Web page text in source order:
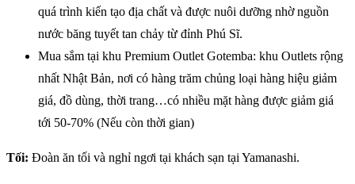
quá trình kiến tạo địa chất và được nuôi dưỡng nhờ nguồn
nước băng tuyết tan chảy từ đỉnh Phú Sĩ.
Mua sắm tại khu Premium Outlet Gotemba: khu Outlets rộng
nhất Nhật Bản, nơi có hàng trăm chủng loại hàng hiệu giảm
giá, đồ dùng, thời trang…có nhiều mặt hàng được giảm giá
tới 50-70% (Nếu còn thời gian)
Tối: Đoàn ăn tối và nghỉ ngơi tại khách sạn tại Yamanashi.